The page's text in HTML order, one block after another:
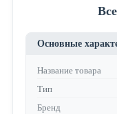
Основные
Название товара
Тип
Бренд